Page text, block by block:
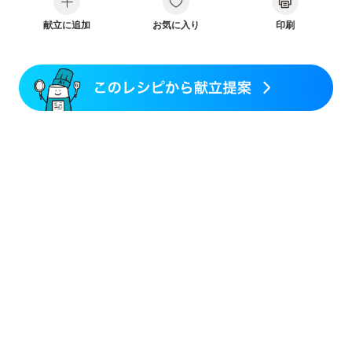
クローン病（寛解期）
過敏性腸症候群（IBS）
睡眠時無呼吸症候群
糖尿病性腎症（第１期）
CKD（ステージ３a）
乳がん（抗がん剤治療中）
乳がん（ホルモン療法中）
乳がん（放射線治療中）
献立に追加 お気に入り 印刷